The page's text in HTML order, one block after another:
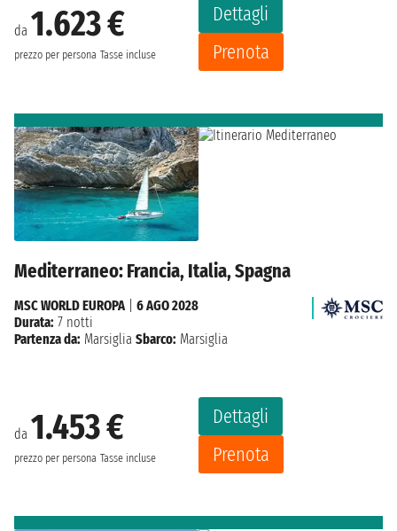
da 1.623 €
prezzo per persona Tasse incluse
Dettagli
Prenota
Mediterraneo: Francia, Italia, Spagna
da 1.453 €
prezzo per persona Tasse incluse
Dettagli
Prenota
MSC WORLD EUROPA| 6 AGO 2028
Durata: 7 notti
Partenza da: Marsiglia Sbarco: Marsiglia